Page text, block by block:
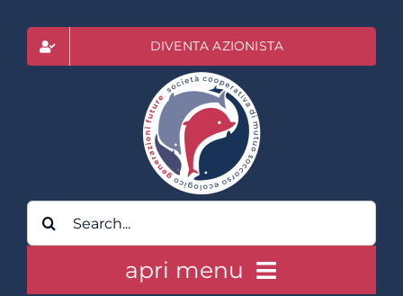
contenuto
DIVENTA AZIONISTA
Cerca
per:
apri menu